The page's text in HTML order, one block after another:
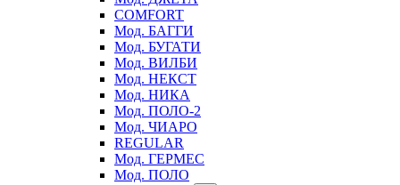
COMFORT
Мод. БАГГИ
Мод. БУГАТИ
Мод. ВИЛБИ
Мод. НЕКСТ
Мод. НИКА
Мод. ПОЛО-2
Мод. ЧИАРО
REGULAR
Мод. ГЕРМЕС
Мод. ПОЛО